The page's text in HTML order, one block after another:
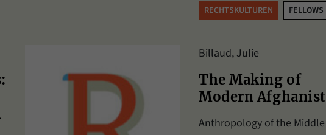
RECHTSKULTUREN FELLOWS
Billaud, Julie
The Making of
Modern
Anthropology of the Middle